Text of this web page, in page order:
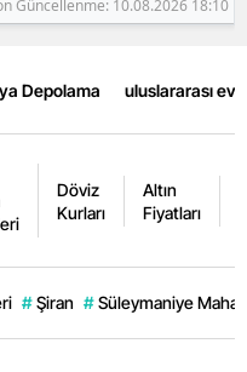
Güncellenme: 10.08.2026 18:10
Depolama uluslararası
Döviz
Kurları
Altın
Fiyatları
# Şiran # Süleymaniye